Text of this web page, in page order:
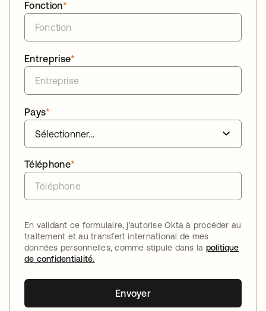
*
Fonction
*
Entreprise
*
Pays
*
Téléphone
En validant ce formulaire, j'autorise Okta à procéder au
traitement et au transfert international de mes
données personnelles, comme stipulé dans la politique
de confidentialité.
Envoyer